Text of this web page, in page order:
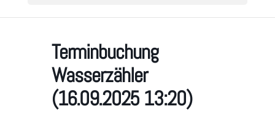
Terminbuchung
Wasserzähler
(16.09.2025 13:20)